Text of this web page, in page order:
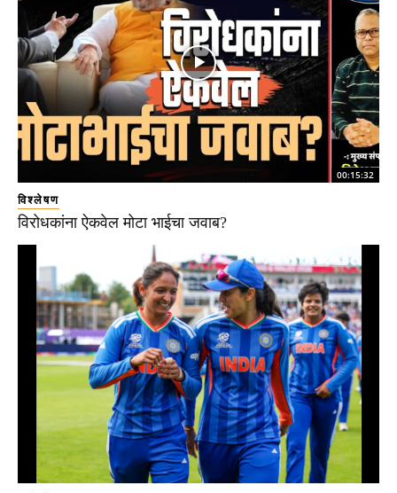
00:15:32
विश्लेषण
विरोधकांना ऐकवेल मोटा भाईचा जवाब?